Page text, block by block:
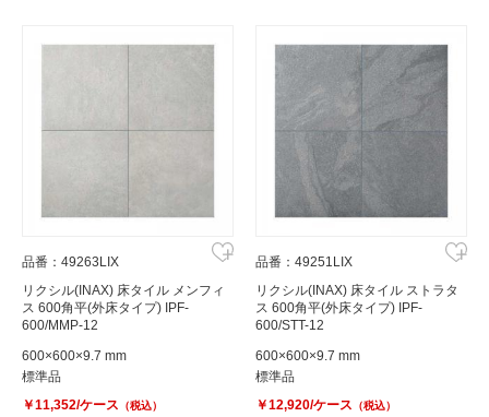
品番：49263LIX
リクシル(INAX) 床タイル メンフィ
ス 600角平(外床タイプ) IPF-
600/MMP-12
600×600×9.7 mm
標準品
￥11,352/ケース （税込）
品番：49251LIX
リクシル(INAX) 床タイル ストラタ
ス 600角平(外床タイプ) IPF-
600/STT-12
600×600×9.7 mm
標準品
￥12,920/ケース （税込）